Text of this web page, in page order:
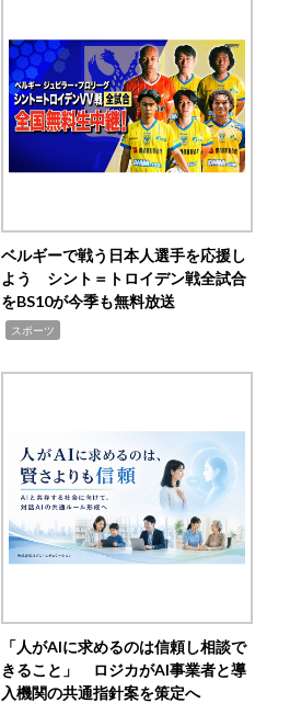
ベルギーで戦う日本人選手を応援し
よう シント＝トロイデン戦全試合
をBS10が今季も無料放送
スポーツ
「人がAIに求めるのは信頼し相談で
きること」 ロジカがAI事業者と導
入機関の共通指針案を策定へ